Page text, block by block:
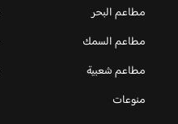
مطاعم البحر
مطاعم السمك
مطاعم شعبية
منوعات